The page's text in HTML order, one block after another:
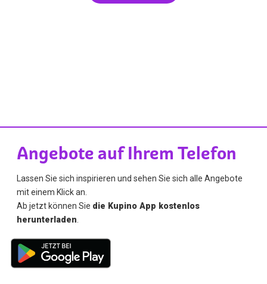
Angebote auf Ihrem Telefon
Lassen Sie sich inspirieren und sehen Sie sich alle Angebote
mit einem Klick an.
Ab jetzt können Sie die Kupino App kostenlos
herunterladen